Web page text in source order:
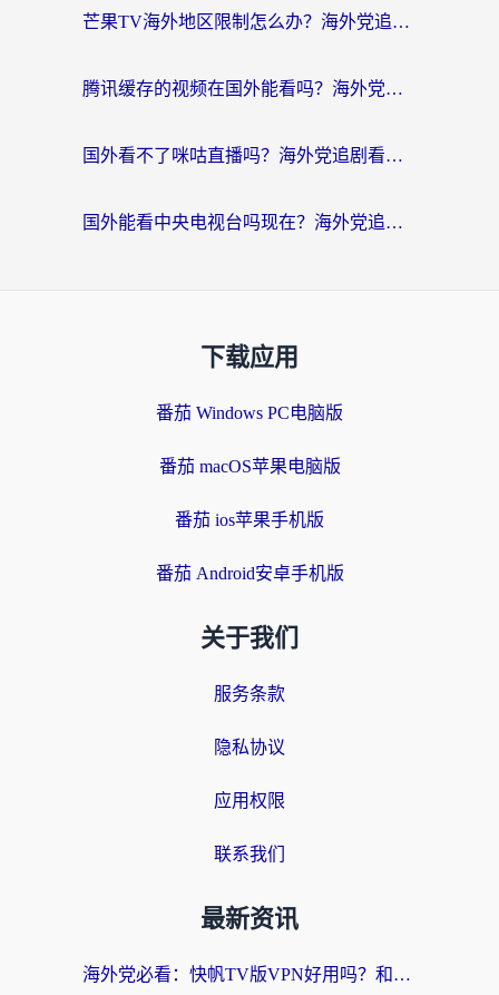
芒果TV海外地区限制怎么办？海外党追剧看片的实用加速器选择指南
腾讯缓存的视频在国外能看吗？海外党追剧看片的终极解决方案
国外看不了咪咕直播吗？海外党追剧看片的加速器选择指南
国外能看中央电视台吗现在？海外党追剧看央视的实用指南
下载应用
番茄 Windows PC电脑版
番茄 macOS苹果电脑版
番茄 ios苹果手机版
番茄 Android安卓手机版
关于我们
服务条款
隐私协议
应用权限
联系我们
最新资讯
海外党必看：快帆TV版VPN好用吗？和快游VPN对比哪个回国效果更好？附实用避坑指南